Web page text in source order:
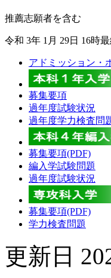
推薦志願者を含む
令和 3年 1月 29日 16時
アドミッション・
募集要項
過年度試験状況
過年度学力検査問
募集要項(PDF)
編入学試験問題
過年度試験状況
募集要項(PDF)
学力検査問題
更新日